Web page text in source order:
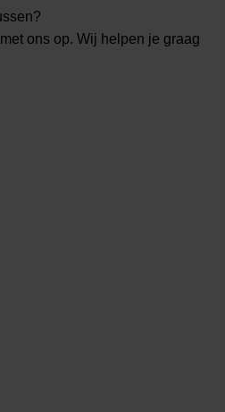
ons op. Wij helpen je graag